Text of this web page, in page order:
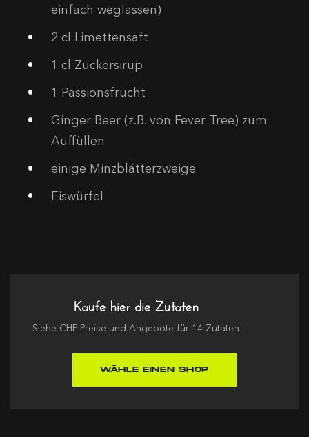
einfach weglassen)
2 cl Limettensaft
1 cl Zuckersirup
1 Passionsfrucht
Ginger Beer (z.B. von Fever Tree) zum
Auffüllen
einige Minzblätterzweige
Eiswürfel
Kaufe hier die Zutaten
Siehe CHF Preise und Angebote für 14 Zutaten
WÄHLE EINEN SHOP